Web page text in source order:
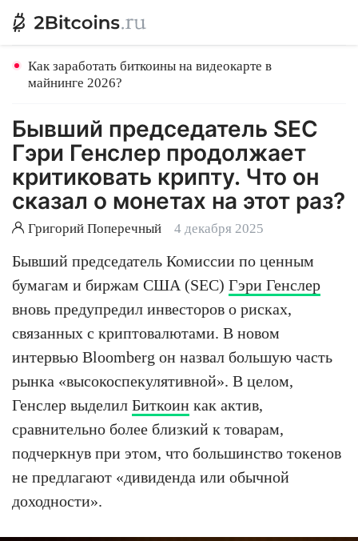
Как заработать биткоины на видеокарте в
майнинге 2026?
Бывший председатель SEC
Гэри Генслер продолжает
критиковать крипту. Что он
сказал о монетах на этот раз?
Григорий Поперечный 4 декабря 2025
Бывший председатель Комиссии по ценным
бумагам и биржам США (SEC) Гэри Генслер
вновь предупредил инвесторов о рисках,
связанных с криптовалютами. В новом
интервью Bloomberg он назвал большую часть
рынка «высокоспекулятивной». В целом,
Генслер выделил Биткоин как актив,
сравнительно более близкий к товарам,
подчеркнув при этом, что большинство токенов
не предлагают «дивиденда или обычной
доходности».